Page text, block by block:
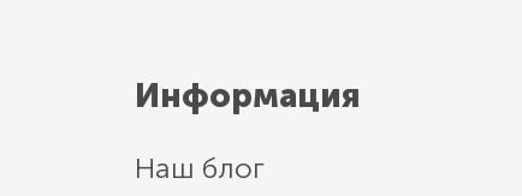
Информация
Наш блог